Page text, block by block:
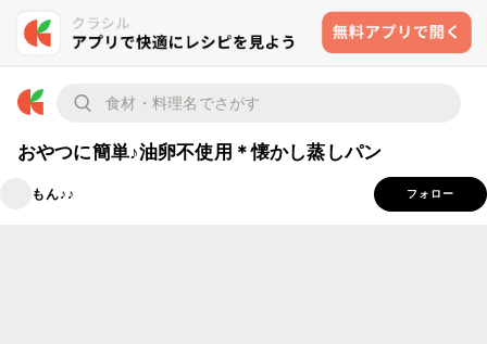
おやつに簡単♪油卵不使用＊懐かし蒸しパン
もん♪♪ フォロー